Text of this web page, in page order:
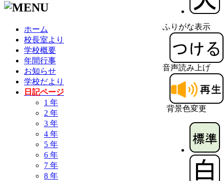
ふりがな表示
音声読み上げ
背景色変更
ホーム
校長室より
学校概要
年間行事
お知らせ
学校だより
日記ページ
1 年
2 年
3 年
4 年
5 年
6 年
7 年
8 年